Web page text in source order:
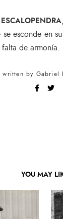
ESCALOPENDRA
se esconde en
de armonía.
written by Gabriel
YOU MAY